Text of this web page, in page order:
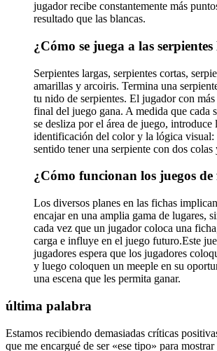
jugador recibe constantemente más
resultado que las blancas.
¿Cómo se juega a las serpientes
Serpientes largas, serpientes cortas,
amarillas y arcoiris. Termina una
tu nido de serpientes. El jugador con más
final del juego gana. A medida que cada
se desliza por el área de juego, introduce
identificación del color y la lógica visual:
sentido tener una serpiente con dos colas
¿Cómo funcionan los juegos de
Los diversos planes en las fichas
encajar en una amplia gama de lugares,
cada vez que un jugador coloca una
carga e influye en el juego futuro.Este
jugadores espera que los jugadores
y luego coloquen un meeple en su
una escena que les permita ganar.
última palabra
Estamos recibiendo demasiadas críticas
que me encargué de ser «ese tipo» para